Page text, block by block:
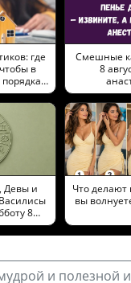
где
в
Смешные
8
Девы и
8…
Что делают
вы
и полезной